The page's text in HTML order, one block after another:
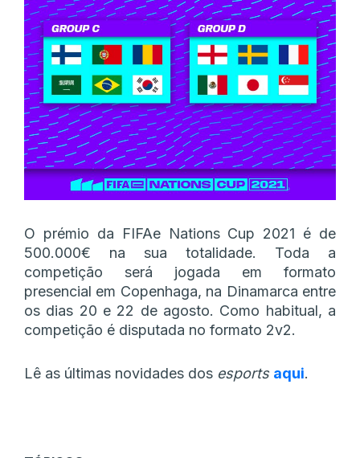
O prémio da FIFAe Nations Cup 2021 é de
500.000€ na sua totalidade. Toda a
competição será jogada em formato
presencial em Copenhaga, na Dinamarca entre
os dias 20 e 22 de agosto. Como habitual, a
competição é disputada no formato 2v2.
Lê as últimas novidades dos esports aqui.